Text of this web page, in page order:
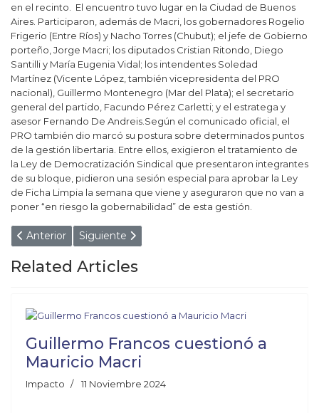
en el recinto. El encuentro tuvo lugar en la Ciudad de Buenos
Aires. Participaron, además de Macri, los gobernadores Rogelio
Frigerio (Entre Ríos) y Nacho Torres (Chubut); el jefe de Gobierno
porteño, Jorge Macri; los diputados Cristian Ritondo, Diego
Santilli y María Eugenia Vidal; los intendentes Soledad
Martínez (Vicente López, también vicepresidenta del PRO
nacional), Guillermo Montenegro (Mar del Plata); el secretario
general del partido, Facundo Pérez Carletti; y el estratega y
asesor Fernando De Andreis.Según el comunicado oficial, el
PRO también dio marcó su postura sobre determinados puntos
de la gestión libertaria. Entre ellos, exigieron el tratamiento de
la Ley de Democratización Sindical que presentaron integrantes
de su bloque, pidieron una sesión especial para aprobar la Ley
de Ficha Limpia la semana que viene y aseguraron que no van a
poner “en riesgo la gobernabilidad” de esta gestión.
Artículo anterior: Procesaron y embargaron a uno de los
Anterior Artículo siguiente: Guillermo Francos cuestionó
Siguiente
Related Articles
Guillermo Francos cuestionó a
Mauricio Macri
Impacto 11 Noviembre 2024